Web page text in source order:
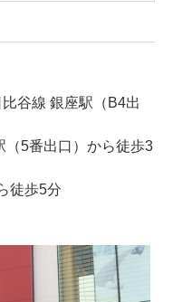
谷線 銀座駅（B4出
（5番出口）から徒歩3
徒歩5分